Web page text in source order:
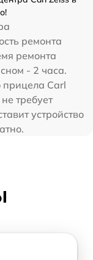
ремонта
ремонта
- 2 часа.
прицела Carl
требует
устройство